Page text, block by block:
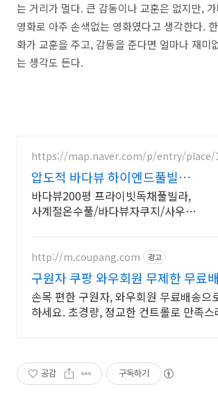
는 거리가 멀다. 큰 감동이나 교훈은 없지만,
영화로 아주 손색없는 영화였다고 생각한다.
화가 교훈을 주고, 감동을 준다면 얼마나 재미
는 생각도 든다.
https://map.naver.com/p/entry/place/
압도적 바다뷰 하이엔드풀빌라
바다뷰 자쿠지 상시 무료
바다뷰200평 프라이빗독채풀빌라,
사계절온수풀/바다뷰자쿠지/사우
영장, 핀란드 사우나, 불멍
http://m.coupang.com 광고
구원자 쿠팡 와우회원 무제한 무료
손목 편한 구원자, 와우회원 무료배송으
하세요. 초경량, 정교한 컨트롤로 만족스
공감 구독하기